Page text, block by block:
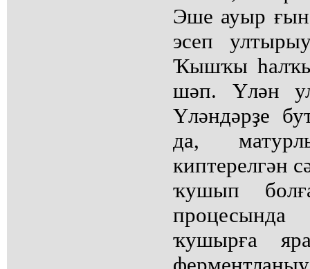
Эше ауыр
эсеп
Ҡышҡы
шәп. Үлән
Үләндәрҙе
да,
киптерелгән
ҡушып
ҡушырға